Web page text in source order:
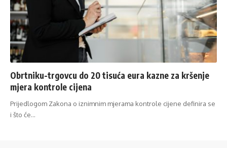
Obrtniku-trgovcu do 20 tisuća eura kazne za kršenje
mjera kontrole cijena
Prijedlogom Zakona o iznimnim mjerama kontrole cijene definira se
i što će…